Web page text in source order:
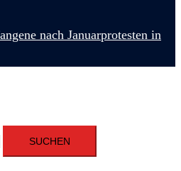
nach Januarprotesten in